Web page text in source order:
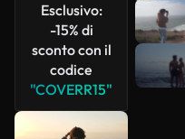
Esclusivo:
-15% di
sconto con il
codice
"COVERR15"